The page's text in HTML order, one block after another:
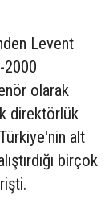
Levent
2000
olarak
direktörlük
alt
birçok